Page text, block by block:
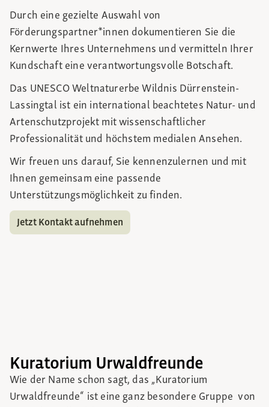
Durch eine gezielte Auswahl von
Förderungspartner*innen dokumentieren Sie die
Kernwerte Ihres Unternehmens und vermitteln Ihrer
Kundschaft eine verantwortungsvolle Botschaft.
Das UNESCO Weltnaturerbe Wildnis Dürrenstein-
Lassingtal ist ein international beachtetes Natur- und
Artenschutzprojekt mit wissenschaftlicher
Professionalität und höchstem medialen Ansehen.
Wir freuen uns darauf, Sie kennenzulernen und mit
Ihnen gemeinsam eine passende
Unterstützungsmöglichkeit zu finden.
Jetzt Kontakt aufnehmen
Kuratorium Urwaldfreunde
Wie der Name schon sagt, das „Kuratorium
Urwaldfreunde“ ist eine ganz besondere Gruppe von